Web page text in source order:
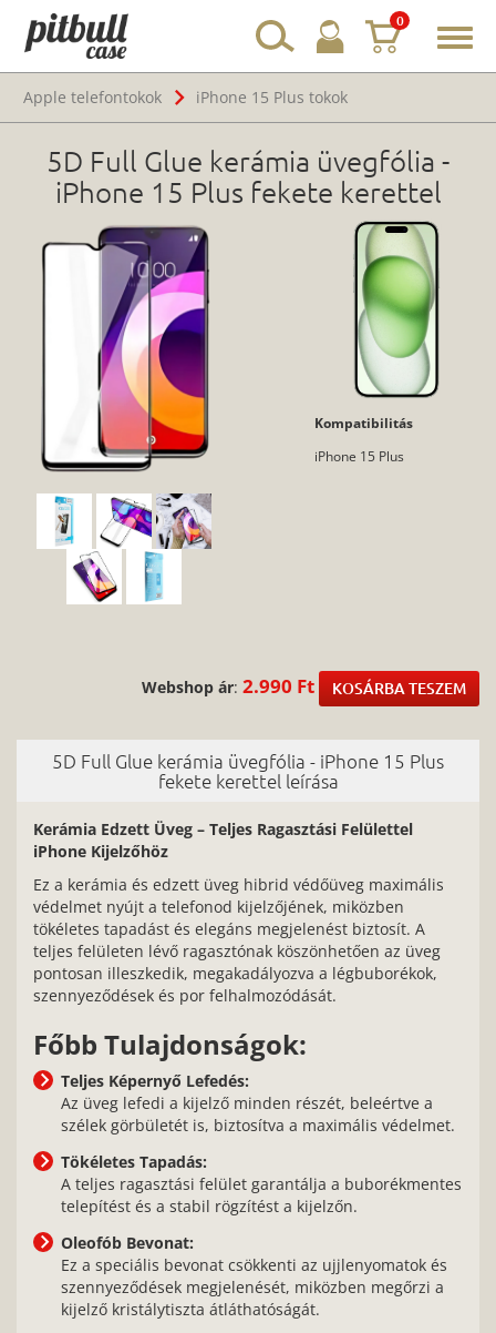
0
Apple telefontokok
iPhone 15 Plus tokok
5D Full Glue kerámia üvegfólia -
iPhone 15 Plus fekete kerettel
Kompatibilitás
iPhone 15 Plus
Webshop ár: 2.990 Ft KOSÁRBA TESZEM
5D Full Glue kerámia üvegfólia - iPhone 15 Plus
fekete kerettel leírása
Kerámia Edzett Üveg – Teljes Ragasztási Felülettel
iPhone Kijelzőhöz
Ez a kerámia és edzett üveg hibrid védőüveg maximális
védelmet nyújt a telefonod kijelzőjének, miközben
tökéletes tapadást és elegáns megjelenést biztosít. A
teljes felületen lévő ragasztónak köszönhetően az üveg
pontosan illeszkedik, megakadályozva a légbuborékok,
szennyeződések és por felhalmozódását.
Főbb Tulajdonságok:
Teljes Képernyő Lefedés:
Az üveg lefedi a kijelző minden részét, beleértve a
szélek görbületét is, biztosítva a maximális védelmet.
Tökéletes Tapadás:
A teljes ragasztási felület garantálja a buborékmentes
telepítést és a stabil rögzítést a kijelzőn.
Oleofób Bevonat:
Ez a speciális bevonat csökkenti az ujjlenyomatok és
szennyeződések megjelenését, miközben megőrzi a
kijelző kristálytiszta átláthatóságát.